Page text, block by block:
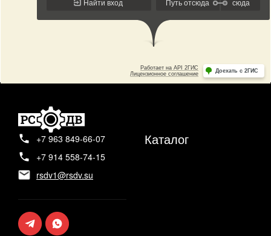
+7 963 849-66-07
+7 914 558-74-15
rsdv1@rsdv.su
Каталог